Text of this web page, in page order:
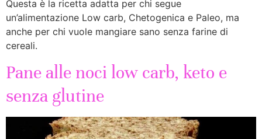
Questa è la ricetta adatta per chi segue
un’alimentazione Low carb, Chetogenica e Paleo, ma
anche per chi vuole mangiare sano senza farine di
cereali.
Pane alle noci low carb, keto e
senza glutine